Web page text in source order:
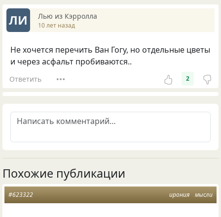
ЛИ Лью из Кэрролла
10 лет назад
Не хочется перечить Ван Гогу, но отдельные цветы
и через асфальт пробиваются..
Ответить 2
Похожие публикации
ирония мысли
#623322